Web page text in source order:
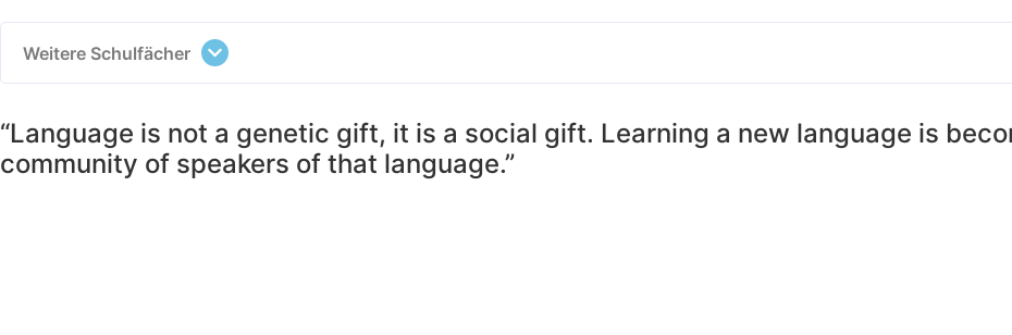
Weitere Schulfächer
“Language is not a genetic gift, it is a social gift. Learning a new language is
community of speakers of that language.”